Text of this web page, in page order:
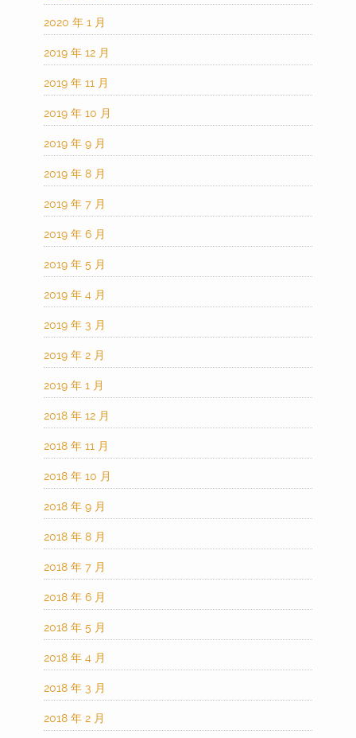
2020 年 1 月
2019 年 12 月
2019 年 11 月
2019 年 10 月
2019 年 9 月
2019 年 8 月
2019 年 7 月
2019 年 6 月
2019 年 5 月
2019 年 4 月
2019 年 3 月
2019 年 2 月
2019 年 1 月
2018 年 12 月
2018 年 11 月
2018 年 10 月
2018 年 9 月
2018 年 8 月
2018 年 7 月
2018 年 6 月
2018 年 5 月
2018 年 4 月
2018 年 3 月
2018 年 2 月